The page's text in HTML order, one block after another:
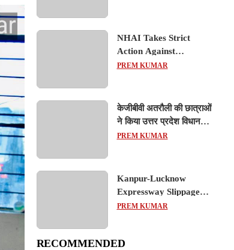
NHAI Takes Strict
Action Against
Concessionaire,
Expressway Issues
PREM KUMAR
केजीबीवी अतरौली की छात्राओं
ने किया उत्तर प्रदेश विधानसभा
का शैक्षिक भ्रमण, लोकतांत्रिक
PREM KUMAR
Kanpur-Lucknow
Expressway Slippage
Action: कानपुर-लखनऊ
और कंपनियों पर गिरी गाज,
PREM KUMAR
RECOMMENDED